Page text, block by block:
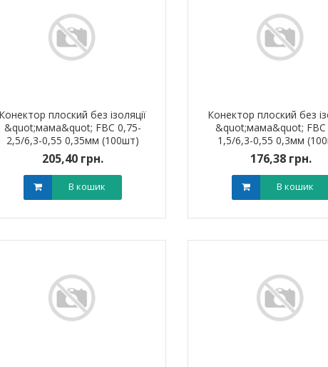
Конектор плоский без ізоляції
&quot;мама&quot; FBC 0,75-
2,5/6,3-0,55 0,35мм (100шт)
RELIANCE
205,40 грн.
В кошик
Конектор плоский без
&quot;мама&quot; FBC
1,5/6,3-0,55 0,3мм
RELIANCE
176,38 грн.
В кошик